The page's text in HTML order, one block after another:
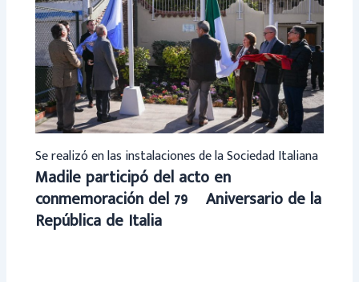
Se realizó en las instalaciones de la Sociedad Italiana
Madile participó del acto en
conmemoración del 79º Aniversario de la
República de Italia